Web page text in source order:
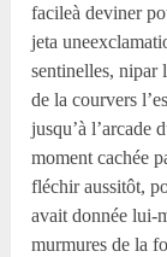
facileà deviner
jeta
sentinelles, nipar
de la courvers
jusqu’à l’arcade
moment cachée
fléchir aussitôt,
avait donnée lui-
murmures de la